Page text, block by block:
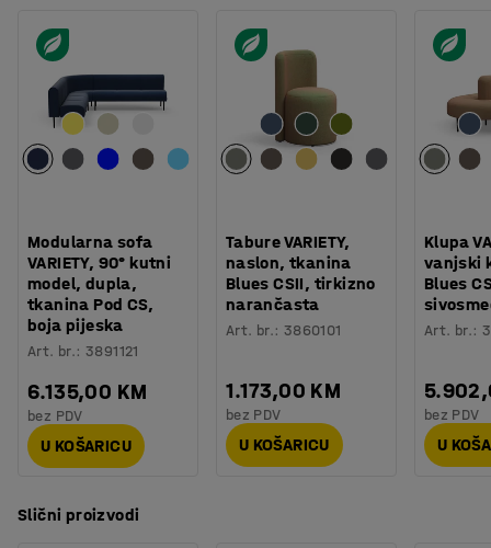
Modularna sofa
VARIETY, 90° kutni
model, dupla,
tkanina Pod CS,
boja pijeska
Art. br.:3891121
6.135,00 KM
bez PDV
U KOŠARICU
Tabure VARIETY,
naslon, tkanina
Blues CSII, tirkizno
narančasta
Art. br.: 3860101
1.173,00 KM
bez PDV
U KOŠARICU
Klupa
vanjski
Blues
Art. br.:
bez PDV
U
Slični proizvodi